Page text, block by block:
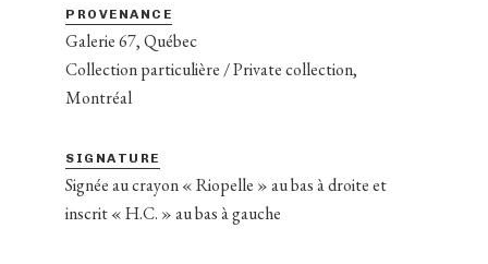
PROVENANCE
Galerie 67, Québec
Collection particulière / Private collection,
Montréal
SIGNATURE
Signée au crayon « Riopelle » au bas à droite et
inscrit « H.C. » au bas à gauche